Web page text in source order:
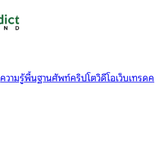
ความรู้พื้นฐานศัพท์คริปโตวิดีโอเว็บเทรดค